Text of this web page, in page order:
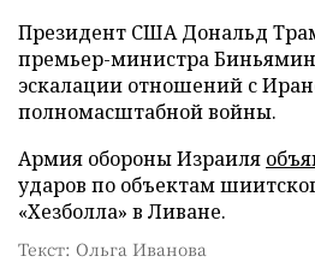
Президент США Дональд
премьер-министра
эскалации отношений с
полномасштабной войны.
Армия обороны Израиля
ударов по объектам
«Хезболла» в Ливане.
Текст: Ольга Иванова